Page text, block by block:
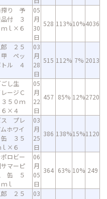
搾り 予
品付 ３
ｍｌ×６
05
月
30
日
528 113%10%4036
郎 ２５
ペッ
トル ４
03
月
28
日
515 112% 7% 2013
ごし生
ージＣ
５０ｍ
６×４
05
月
22
日
457 85% 12%2720
ス プレ
ホワイ
３５
ｌ×６
03
月
25
日
386 138%15%1120
ロビー
マーピ
缶 ５
ｌ
06
月
05
日
364 63% 10% 249
郎 ２５
03